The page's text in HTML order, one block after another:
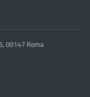
00147 Roma